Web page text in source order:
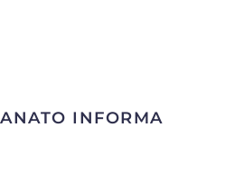
INFORMA